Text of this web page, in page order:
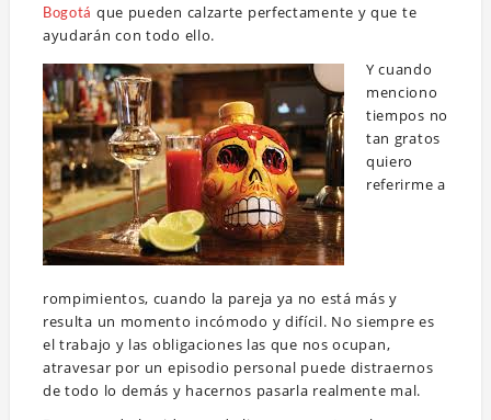
Bogotá que pueden calzarte perfectamente y que te
ayudarán con todo ello.
Y cuando
menciono
tiempos no
tan gratos
quiero
referirme a
rompimientos, cuando la pareja ya no está más y
resulta un momento incómodo y difícil. No siempre es
el trabajo y las obligaciones las que nos ocupan,
atravesar por un episodio personal puede distraernos
de todo lo demás y hacernos pasarla realmente mal.